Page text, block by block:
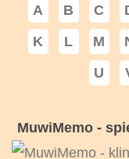
A B C
K
L M
U
MuwiMemo -